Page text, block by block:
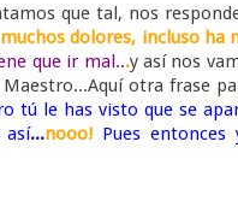
que tal, nos
dolores, incluso ha
que ir mal...y así nos
otra frase
tú le has visto que se
así...nooo! Pues